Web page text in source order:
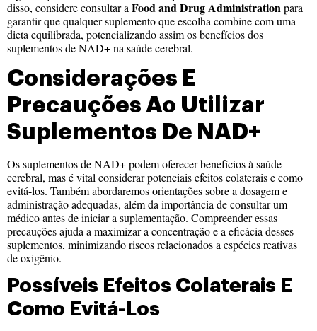
disso, considere consultar aFood and Drug Administrationpara
garantir que qualquer suplemento que escolha combine com uma
dieta equilibrada, potencializando assim os benefícios dos
suplementos de NAD+ na saúde cerebral.
Considerações E
Precauções Ao Utilizar
Suplementos De NAD+
Os suplementos de NAD+ podem oferecer benefícios à saúde
cerebral, mas é vital considerar potenciais efeitos colaterais e como
evitá-los. Também abordaremos orientações sobre a dosagem e
administração adequadas, além da importância de consultar um
médico antes de iniciar a suplementação. Compreender essas
precauções ajuda a maximizar a concentração e a eficácia desses
suplementos, minimizando riscos relacionados a espécies reativas
de oxigênio.
Possíveis Efeitos Colaterais E
Como Evitá-Los